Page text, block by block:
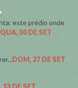
este prédio onde
QUA, 30 DE SET
DOM, 27 DE SET
13 DE SET